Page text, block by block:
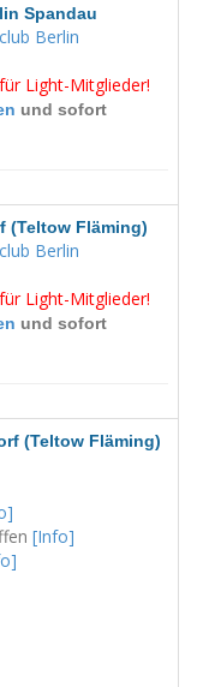
Spandau
Berlin
Light-Mitglieder!
und sofort
(Teltow Fläming)
Berlin
Light-Mitglieder!
und sofort
(Teltow Fläming)
[Info]